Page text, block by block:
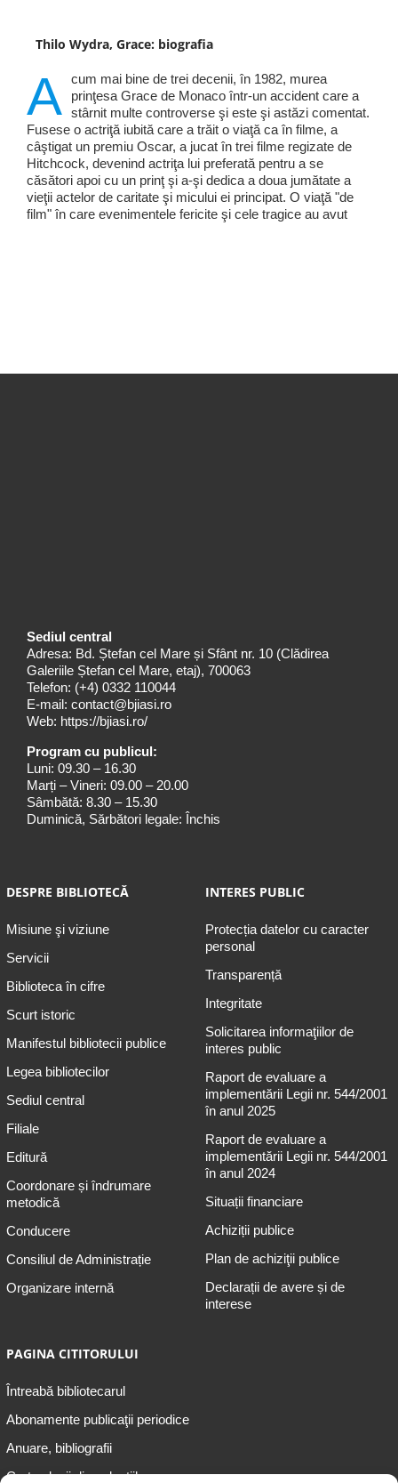
Thilo Wydra, Grace: biografia
A cum mai bine de trei decenii, în 1982, murea
prinţesa Grace de Monaco într-un accident care a
stârnit multe controverse şi este şi astăzi comentat.
Fusese o actriţă iubită care a trăit o viaţă ca în filme, a
câştigat un premiu Oscar, a jucat în trei filme regizate de
Hitchcock, devenind actriţa lui preferată pentru a se
căsători apoi cu un prinţ şi a-şi dedica a doua jumătate a
vieţii actelor de caritate şi micului ei principat. O viaţă "de
film" în care evenimentele fericite şi cele tragice au avut
Sediul central
Adresa: Bd. Ștefan cel Mare și Sfânt nr. 10 (Clădirea
Galeriile Ștefan cel Mare, etaj), 700063
Telefon: (+4) 0332 110044
E-mail: contact@bjiasi.ro
Web: https://bjiasi.ro/
Program cu publicul:
Luni: 09.30 – 16.30
Marți – Vineri: 09.00 – 20.00
Sâmbătă: 8.30 – 15.30
Duminică, Sărbători legale: Închis
DESPRE BIBLIOTECĂ
Misiune şi viziune
Servicii
Biblioteca în cifre
Scurt istoric
Manifestul bibliotecii publice
Legea bibliotecilor
Sediul central
Filiale
Editură
Coordonare și îndrumare
metodică
Conducere
Consiliul de Administrație
Organizare internă
INTERES PUBLIC
Protecția datelor cu caracter
personal
Transparență
Integritate
Solicitarea informaţiilor de
interes public
Raport de evaluare a
implementării Legii nr. 544/2001
în anul 2025
Raport de evaluare a
implementării Legii nr. 544/2001
în anul 2024
Situații financiare
Achiziții publice
Plan de achiziţii publice
Declarații de avere și de
interese
PAGINA CITITORULUI
Întreabă bibliotecarul
Abonamente publicaţii periodice
Anuare, bibliografii
Cartea lunii din colecțiile